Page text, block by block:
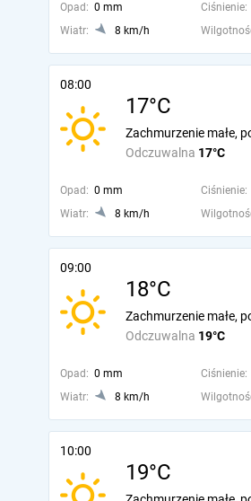
Opad: 0 mm Ciśnienie:
Wiatr:
8 km/h
08:00
17°C
Odczuwalna 17°C
Zachmurzenie małe,
Opad: 0 mm Ciśnienie:
Wiatr:
8 km/h
09:00
18°C
Odczuwalna 19°C
Zachmurzenie małe,
Opad: 0 mm Ciśnienie:
Wiatr:
8 km/h
10:00
19°C